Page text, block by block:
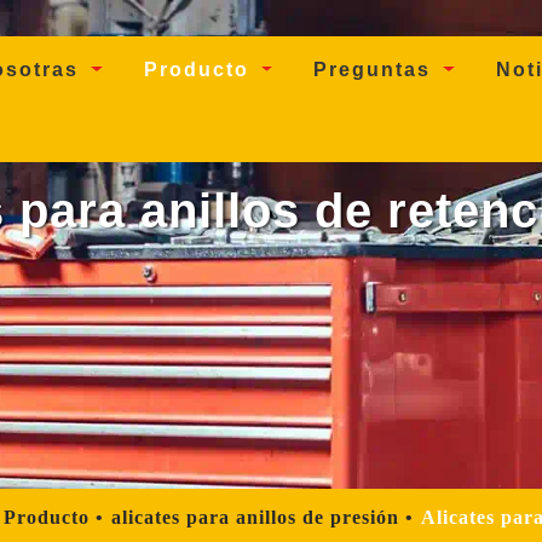
Producto Preguntas
para anillos de
Producto alicates para anillos de presión Alicates